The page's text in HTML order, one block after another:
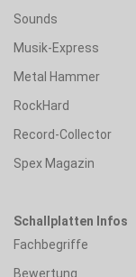
Sounds
Musik-Express
Metal Hammer
RockHard
Record-Collector
Spex Magazin
Schallplatten Infos
Fachbegriffe
Bewertung